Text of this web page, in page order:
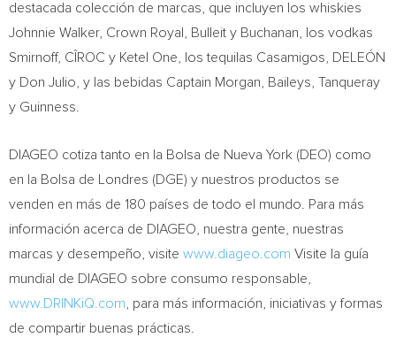
destacada colección de marcas, que incluyen los whiskies
Johnnie Walker, Crown Royal, Bulleit y Buchanan, los vodkas
Smirnoff, CÎROC y Ketel One, los tequilas Casamigos, DELEÓN
y Don Julio, y las bebidas Captain Morgan, Baileys, Tanqueray
y Guinness.
DIAGEO cotiza tanto en la Bolsa de Nueva York (DEO) como
en la Bolsa de Londres (DGE) y nuestros productos se
venden en más de 180 países de todo el mundo. Para más
información acerca de DIAGEO, nuestra gente, nuestras
marcas y desempeño, visite www.diageo.com Visite la guía
mundial de DIAGEO sobre consumo responsable,
www.DRINKiQ.com , para más información, iniciativas y formas
de compartir buenas prácticas.